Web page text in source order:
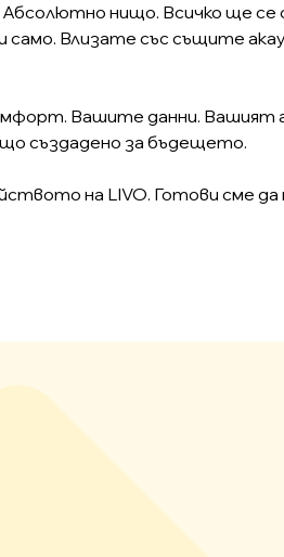
Абсолютно нищо. Всичко ще се
Влизате със същите
Вашите данни. Вашият
създадено за бъдещето.
на LIVO. Готови сме